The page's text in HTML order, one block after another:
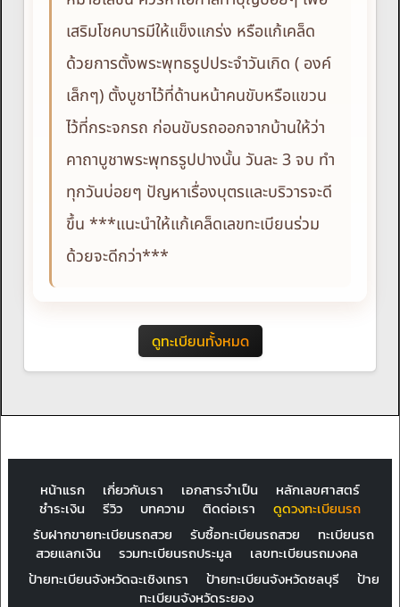
เสริมโชคบารมีให้แข็งแกร่ง หรือแก้เคล็ด
ด้วยการตั้งพระพุทธรูปประจำวันเกิด ( องค์
เล็กๆ) ตั้งบูชาไว้ที่ด้านหน้าคนขับหรือแขวน
ไว้ที่กระจกรถ ก่อนขับรถออกจากบ้านให้ว่า
คาถาบูชาพระพุทธรูปปางนั้น วันละ 3 จบ ทำ
ทุกวันบ่อยๆ ปัญหาเรื่องบุตรและบริวารจะดี
ขึ้น ***แนะนำให้แก้เคล็ดเลขทะเบียนร่วม
ด้วยจะดีกว่า***
ดูทะเบียนทั้งหมด
หน้าแรก เกี่ยวกับเรา เอกสารจำเป็น
หลักเลขศาสตร์
ชำระเงิน
รีวิว บทความ ติดต่อเรา
ดูดวงทะเบียนรถ
รับฝากขายทะเบียนรถสวย
รับซื้อทะเบียนรถสวย
ทะเบียนรถ
สวยแลกเงิน
รวมทะเบียนรถประมูล
เลขทะเบียนรถมงคล
ป้ายทะเบียนจังหวัดฉะเชิงเทรา
ป้ายทะเบียนจังหวัดชลบุรี
ป้าย
ทะเบียนจังหวัดระยอง